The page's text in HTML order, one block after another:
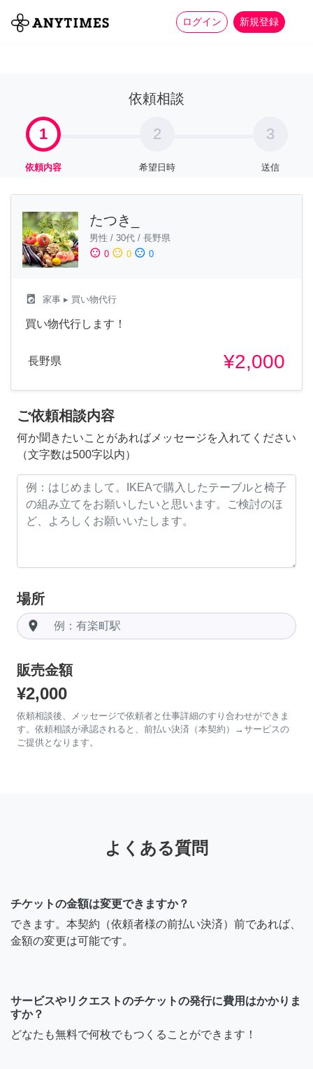
ログイン 新規登録
全て 家事 more_horiz
依頼相談
1
依頼内容
2
希望日時
3
送信
たつき_
男性 / 30代 / 長野県
sentiment_satisfied 0 sentiment_neutral 0 sentiment_dissatisfied 0
local_laundry_service 家事 ▸ 買い物代行
買い物代行します！
長野県 ¥2,000
ご依頼相談内容
何か聞きたいことがあればメッセージを入れてください
（文字数は500字以内）
場所
room
販売金額
¥2,000
依頼相談後、メッセージで依頼者と仕事詳細のすり合わせができま
す。依頼相談が承認されると、前払い決済（本契約）→サービスの
ご提供となります。
よくある質問
チケットの金額は変更できますか？
できます。本契約（依頼者様の前払い決済）前であれば、
金額の変更は可能です。
サービスやリクエストのチケットの発行に費用はかかりま
すか？
どなたも無料で何枚でもつくることができます！